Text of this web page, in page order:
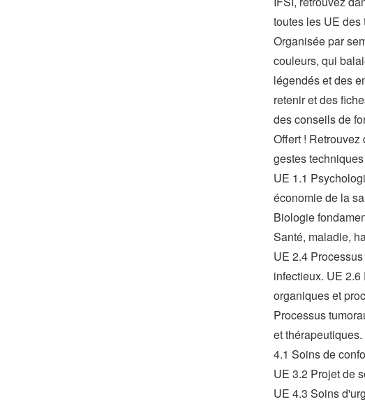
toutes les UE
Organisée par
couleurs, qui
légendés et des
retenir et des
des conseils de
Offert !
gestes
UE 1.1
économie de la
Biologie
Santé, maladie,
UE 2.4
infectieux. UE
organiques et
Processus
et
4.1 Soins de
UE 3.2 Projet de
UE 4.3 Soins